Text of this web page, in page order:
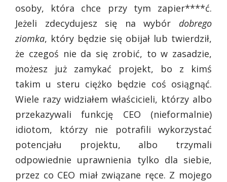
osoby, która chce przy tym zapier****ć.
Jeżeli zdecydujesz się na wybór dobrego
ziomka, który będzie się obijał lub twierdził,
że czegoś nie da się zrobić, to w zasadzie,
możesz już zamykać projekt, bo z kimś
takim u steru ciężko będzie coś osiągnąć.
Wiele razy widziałem właścicieli, którzy albo
przekazywali funkcję CEO (nieformalnie)
idiotom, którzy nie potrafili wykorzystać
potencjału projektu, albo trzymali
odpowiednie uprawnienia tylko dla siebie,
przez co CEO miał związane ręce. Z mojego